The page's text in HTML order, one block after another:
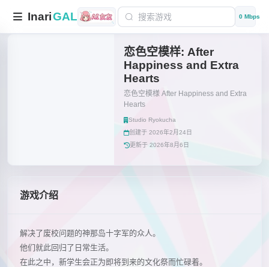
InariGAL 0 Mbps
恋色空模样: After
Happiness and Extra
Hearts
恋色空模様 After Happiness and Extra
Hearts
Studio Ryokucha
创建于 2026年2月24日
更新于 2026年8月6日
游戏介绍
解决了废校问题的神那岛十字军的众人。
他们就此回归了日常生活。
在此之中，新学生会正为即将到来的文化祭而忙碌着。